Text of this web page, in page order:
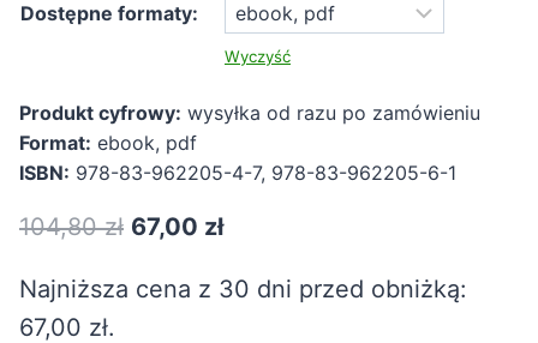
Dostępne formaty:
Wyczyść
Produkt cyfrowy: wysyłka od razu po zamówieniu
Format: ebook, pdf
ISBN: 978-83-962205-4-7, 978-83-962205-6-1
104,80zł Pierwotna
wynosiła:
67,00 złAktualna
wynosi:
Najniższa cena z 30 dni przed obniżką:
67,00 zł.